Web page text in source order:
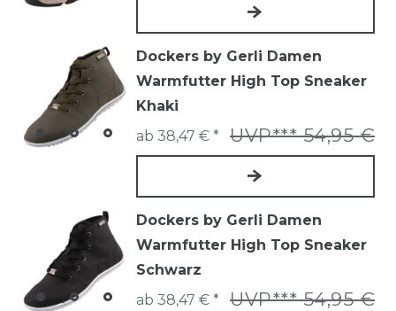
Dockers by Gerli Damen
Warmfutter High Top Sneaker
Khaki
UVP*** 54,95 €
ab 38,47 € *
Dockers by Gerli Damen
Warmfutter High Top Sneaker
Schwarz
UVP*** 54,95 €
ab 38,47 € *